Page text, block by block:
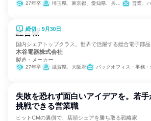
27年卒 埼玉県、東京都、愛知県、兵庫県、和歌山県 営業、バックオ
締切：9月30日
総合職
国内シェアトップクラス。世界で活躍する総合電子部
木谷電器株式会社
製造・メーカー
27年卒 滋賀県、大阪府 バックオフィス・事務・受付
失敗を恐れず面白いアイデアを。若
挑戦できる営業職
ヒットCMの裏側で、店頭シェアを勝ち取る戦略家